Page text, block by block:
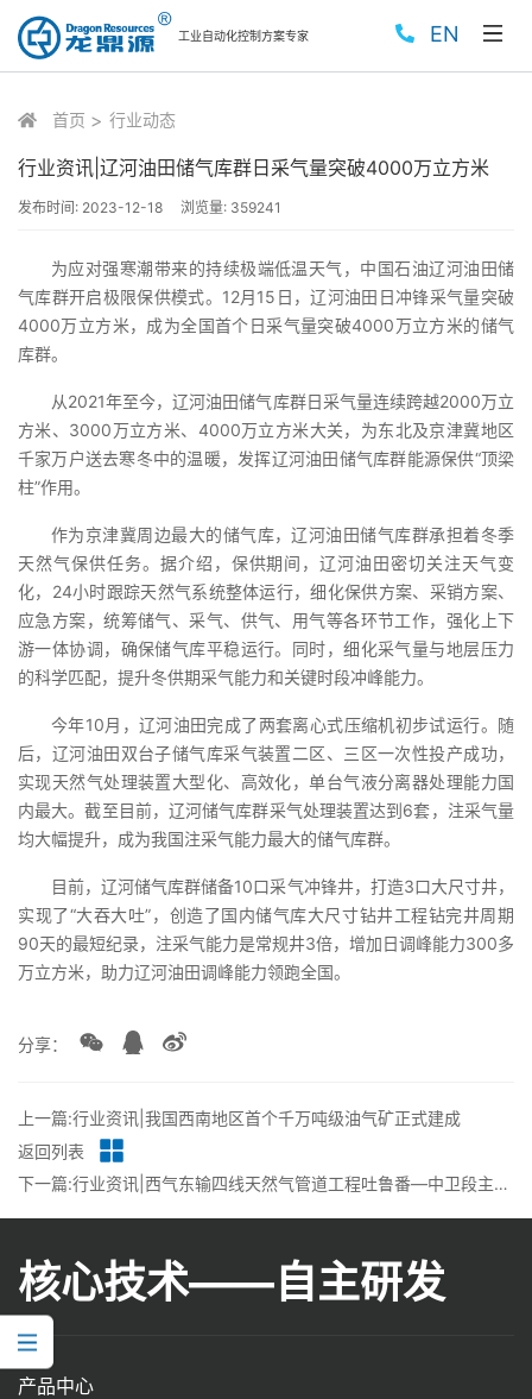
工业自动化控制方案专家 EN
首页 行业动态
行业资讯|辽河油田储气库群日采气量突破4000万立方米
发布时间: 2023-12-18 浏览量: 359241
为应对强寒潮带来的持续极端低温天气，中国石油辽河油田储
气库群开启极限保供模式。12月15日，辽河油田日冲锋采气量突破
4000万立方米，成为全国首个日采气量突破4000万立方米的储气
库群。
从2021年至今，辽河油田储气库群日采气量连续跨越2000万立
方米、3000万立方米、4000万立方米大关，为东北及京津冀地区
千家万户送去寒冬中的温暖，发挥辽河油田储气库群能源保供“顶梁
柱”作用。
作为京津冀周边最大的储气库，辽河油田储气库群承担着冬季
天然气保供任务。据介绍，保供期间，辽河油田密切关注天气变
化，24小时跟踪天然气系统整体运行，细化保供方案、采销方案、
应急方案，统筹储气、采气、供气、用气等各环节工作，强化上下
游一体协调，确保储气库平稳运行。同时，细化采气量与地层压力
的科学匹配，提升冬供期采气能力和关键时段冲峰能力。
今年10月，辽河油田完成了两套离心式压缩机初步试运行。随
后，辽河油田双台子储气库采气装置二区、三区一次性投产成功，
实现天然气处理装置大型化、高效化，单台气液分离器处理能力国
内最大。截至目前，辽河储气库群采气处理装置达到6套，注采气量
均大幅提升，成为我国注采气能力最大的储气库群。
目前，辽河储气库群储备10口采气冲锋井，打造3口大尺寸井，
实现了“大吞大吐”，创造了国内储气库大尺寸钻井工程钻完井周期
90天的最短纪录，注采气能力是常规井3倍，增加日调峰能力300多
万立方米，助力辽河油田调峰能力领跑全国。
分享：
上一篇:行业资讯|我国西南地区首个千万吨级油气矿正式建成
返回列表
下一篇:行业资讯|西气东输四线天然气管道工程吐鲁番—中卫段主体工程完工
核心技术——自主研发
产品中心